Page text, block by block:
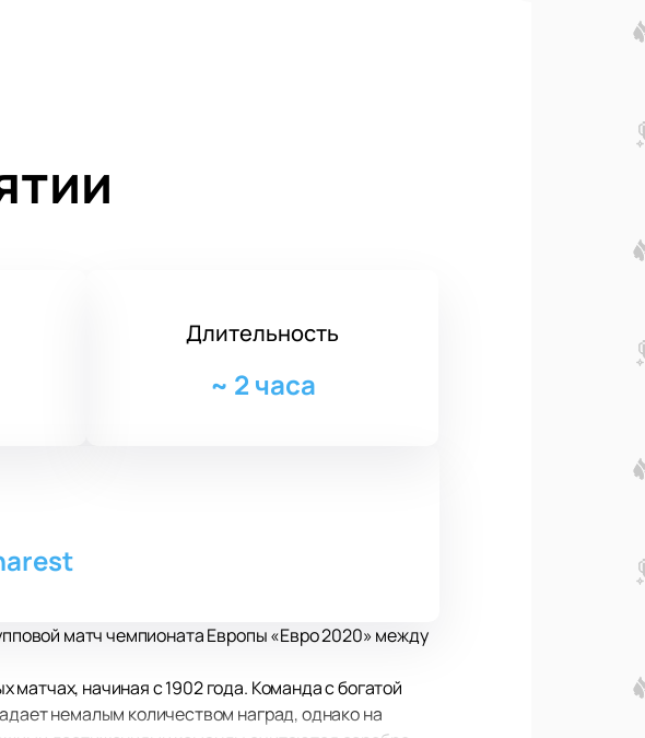
Длительность
~ 2 часа
матч чемпионата Европы «Евро 2020» между
начиная с 1902 года. Команда с богатой
немалым количеством наград, однако на